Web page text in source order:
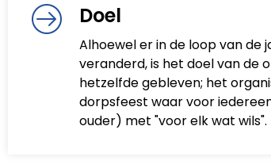
Doel
Alhoewel er in de loop van de
veranderd, is het doel van de
hetzelfde gebleven; het
dorpsfeest waar voor
ouder) met "voor elk wat wils".